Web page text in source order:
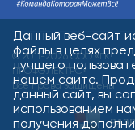
© 2011-2026 ООО «ГК
ПРОФЭЛЕКТРО»
Все права защищены
Данный веб-сайт
файлы в целях
лучшего
нашем сайте.
данный сайт, вы
использованием
получения